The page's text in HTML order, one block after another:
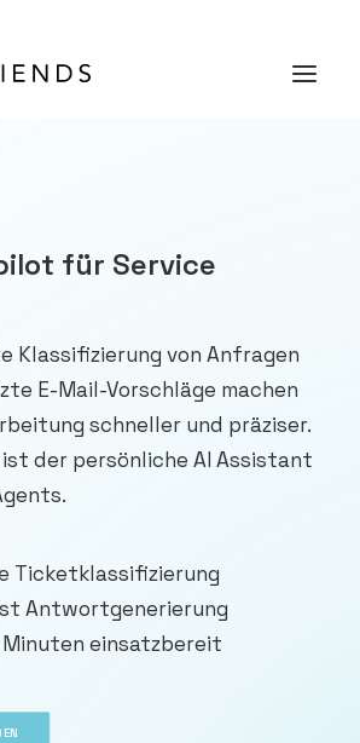
für Service
Klassifizierung von Anfragen
E-Mail-Vorschläge machen
schneller und präziser.
ist der persönliche AI Assistant
Ticketklassifizierung
Antwortgenerierung
Minuten einsatzbereit